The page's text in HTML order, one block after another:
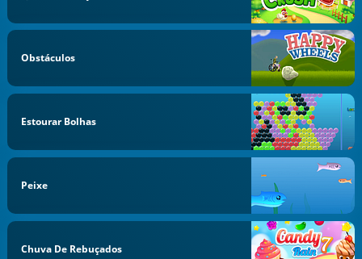
Obstáculos
Estourar Bolhas
Peixe
Chuva De Rebuçados